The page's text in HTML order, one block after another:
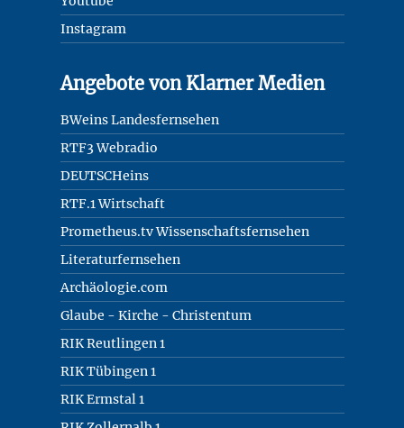
Instagram
Angebote von Klarner Medien
BWeins Landesfernsehen
RTF3 Webradio
DEUTSCHeins
RTF.1 Wirtschaft
Prometheus.tv Wissenschaftsfernsehen
Literaturfernsehen
Archäologie.com
Glaube - Kirche - Christentum
RIK Reutlingen 1
RIK Tübingen 1
RIK Ermstal 1